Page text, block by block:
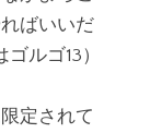
ばいいだ
ルゴ13）
定されて